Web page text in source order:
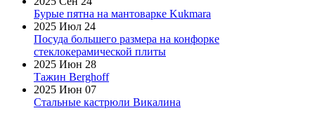
Бурые пятна на мантоварке Kukmara
2025 Июл 24
Посуда большего размера на конфорке
стеклокерамической плиты
2025 Июн 28
Тажин Berghoff
2025 Июн 07
Стальные кастрюли Викалина